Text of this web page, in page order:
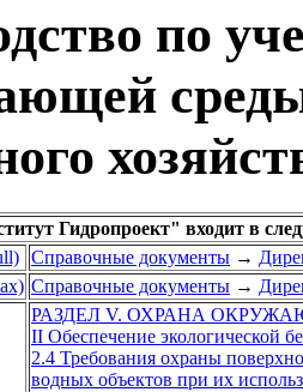
по
Гидропроект" входит в
Справочные документы →
Справочные документы →
РАЗДЕЛ V. ОХРАНА
II Обеспечение экологической
2.4 Требования охраны
водных объектов при их